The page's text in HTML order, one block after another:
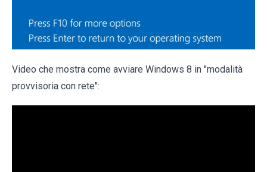
Video che mostra come avviare Windows 8 in "modalità
provvisoria con rete":